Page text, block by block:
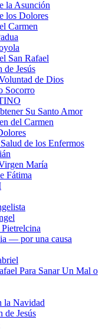
la Asunción
los Dolores
Carmen
San Rafael
de Jesús
de Dios
Socorro
Su Santo Amor
del Carmen
de los Enfermos
María
Fátima
— por una causa
Para Sanar Un Mal o
la Navidad
de Jesús